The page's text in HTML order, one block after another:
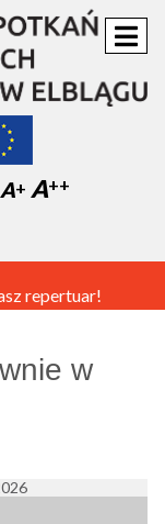
A A
repertuar!
w